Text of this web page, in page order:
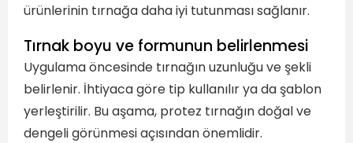
ürünlerinin tırnağa daha iyi tutunması sağlanır.
Tırnak boyu ve formunun belirlenmesi
Uygulama öncesinde tırnağın uzunluğu ve şekli
belirlenir. İhtiyaca göre tip kullanılır ya da şablon
yerleştirilir. Bu aşama, protez tırnağın doğal ve
dengeli görünmesi açısından önemlidir.